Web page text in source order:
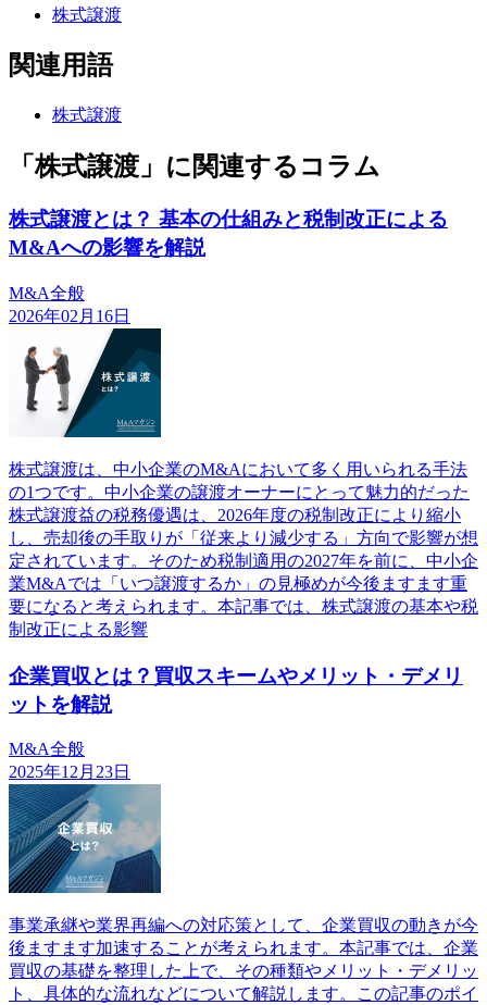
株式譲渡
関連用語
株式譲渡
「株式譲渡」に関連するコラム
株式譲渡とは？ 基本の仕組みと税制改正による
M&Aへの影響を解説
M&A全般
2026年02月16日
株式譲渡は、中小企業のM&Aにおいて多く用いられる手法
の1つです。中小企業の譲渡オーナーにとって魅力的だった
株式譲渡益の税務優遇は、2026年度の税制改正により縮小
し、売却後の手取りが「従来より減少する」方向で影響が想
定されています。そのため税制適用の2027年を前に、中小企
業M&Aでは「いつ譲渡するか」の見極めが今後ますます重
要になると考えられます。本記事では、株式譲渡の基本や税
制改正による影響
企業買収とは？買収スキームやメリット・デメリ
ットを解説
M&A全般
2025年12月23日
事業承継や業界再編への対応策として、企業買収の動きが今
後ますます加速することが考えられます。本記事では、企業
買収の基礎を整理した上で、その種類やメリット・デメリッ
ト、具体的な流れなどについて解説します。この記事のポイ